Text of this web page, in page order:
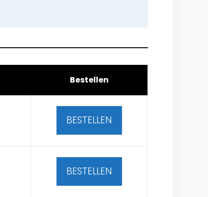
Bestellen
BESTELLEN
BESTELLEN